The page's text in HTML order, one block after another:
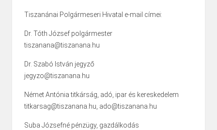
Tiszanánai Polgármeseri Hivatal e-mail címei:
Dr. Tóth József polgármester
tiszanana@tiszanana.hu
Dr. Szabó István jegyző
jegyzo@tiszanana.hu
Német Antónia titkárság, adó, ipar és kereskedelem
titkarsag@tiszanana.hu, ado@tiszanana.hu
Suba Józsefné pénzügy, gazdálkodás